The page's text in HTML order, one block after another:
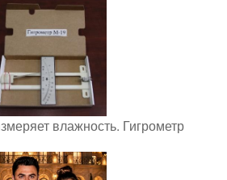
влажность. Гигрометр